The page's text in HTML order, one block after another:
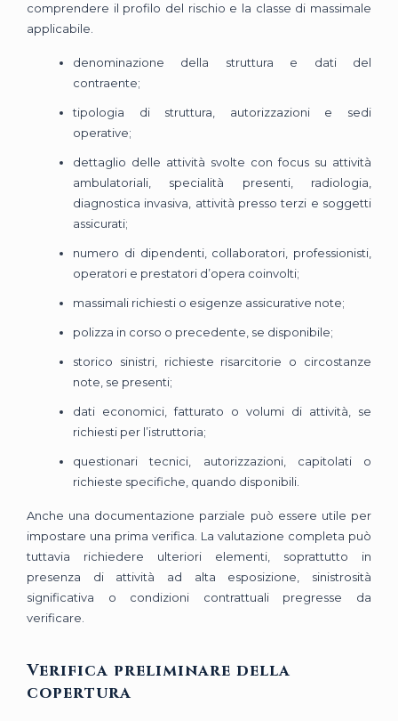
comprendere il profilo del rischio e la classe di massimale
applicabile.
denominazione della struttura e dati del
contraente;
tipologia di struttura, autorizzazioni e sedi
operative;
dettaglio delle attività svolte con focus su attività
ambulatoriali, specialità presenti, radiologia,
diagnostica invasiva, attività presso terzi e soggetti
assicurati;
numero di dipendenti, collaboratori, professionisti,
operatori e prestatori d’opera coinvolti;
massimali richiesti o esigenze assicurative note;
polizza in corso o precedente, se disponibile;
storico sinistri, richieste risarcitorie o circostanze
note, se presenti;
dati economici, fatturato o volumi di attività, se
richiesti per l’istruttoria;
questionari tecnici, autorizzazioni, capitolati o
richieste specifiche, quando disponibili.
Anche una documentazione parziale può essere utile per
impostare una prima verifica. La valutazione completa può
tuttavia richiedere ulteriori elementi, soprattutto in
presenza di attività ad alta esposizione, sinistrosità
significativa o condizioni contrattuali pregresse da
verificare.
Verifica preliminare della
copertura